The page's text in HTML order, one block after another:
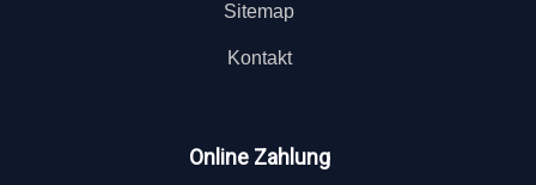
Sitemap
Kontakt
Online Zahlung